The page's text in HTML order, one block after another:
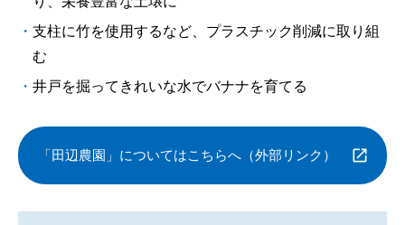
支柱に竹を使用するなど、プラスチック削減に取り組
む
井戸を掘ってきれいな水でバナナを育てる
「田辺農園」についてはこちらへ（外部リンク）